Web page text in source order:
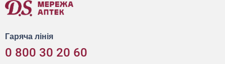
Гаряча лінія
0 800 30 20 60